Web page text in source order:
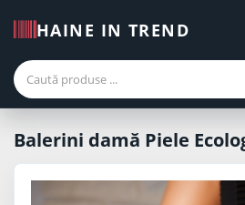
HAINE IN TREND
Balerini damă Piele